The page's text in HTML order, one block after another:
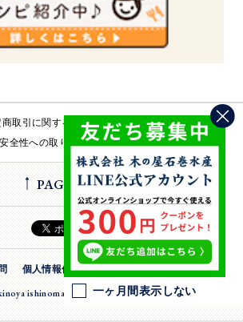
一ヶ月間表示しない
商取引に関する法律 会社概要
工場直売所
安全性への取り組み お問い合わせ
PAGE TOP
個人情報保護方針 法人のお客様
ishinomaki suisan inc. All Rights Reserverd